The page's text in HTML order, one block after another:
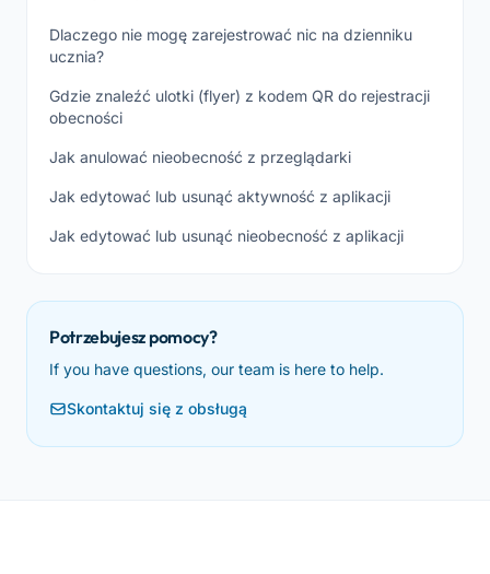
Dlaczego nie mogę zarejestrować nic na dzienniku
ucznia?
Gdzie znaleźć ulotki (flyer) z kodem QR do rejestracji
obecności
Jak anulować nieobecność z przeglądarki
Jak edytować lub usunąć aktywność z aplikacji
Jak edytować lub usunąć nieobecność z aplikacji
Potrzebujesz pomocy?
If you have questions, our team is here to help.
Skontaktuj się z obsługą